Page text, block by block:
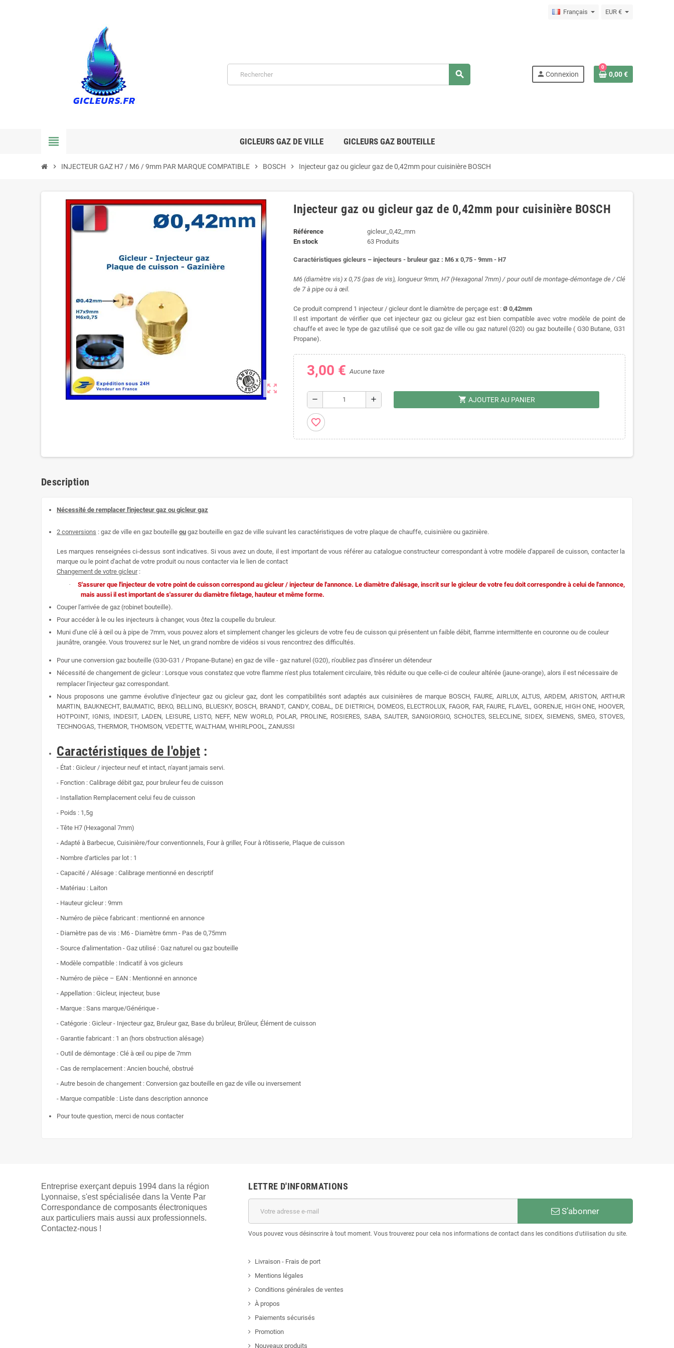
Français EUR €
search person Connexion
0
0,00 €
view_headline GICLEURS GAZ DE VILLE GICLEURS GAZ BOUTEILLE
chevron_right INJECTEUR GAZ H7 / M6 / 9mm PAR MARQUE COMPATIBLE chevron_right BOSCH chevron_right Injecteur gaz ou gicleur gaz de 0,42mm pour cuisinière BOSCH
zoom_out_map
Injecteur gaz ou gicleur gaz de 0,42mm pour cuisinière BOSCH
Référence
gicleur_0,42_mm
En stock
63 Produits
Caractéristiques gicleurs – injecteurs - bruleur gaz : M6 x 0,75 - 9mm - H7
M6 (diamètre vis) x 0,75 (pas de vis), longueur 9mm, H7 (Hexagonal 7mm) / pour outil de montage-démontage de / Clé
de 7 à pipe ou à œil.
Ce produit comprend 1 injecteur / gicleur dont le diamètre de perçage est : Ø 0,42mm
Il est important de vérifier que cet injecteur gaz ou gicleur gaz est bien compatible avec votre modèle de point de
chauffe et avec le type de gaz utilisé que ce soit gaz de ville ou gaz naturel (G20) ou gaz bouteille ( G30 Butane, G31
Propane).
3,00 €Aucune taxe
remove add shopping_cart AJOUTER AU PANIER
favorite_border
Description
Nécessité de remplacer l'injecteur gaz ou gicleur gaz
2 conversions : gaz de ville en gaz bouteille ou gaz bouteille en gaz de ville suivant les caractéristiques de votre plaque de chauffe, cuisinière ou gazinière.
Les marques renseignées ci-dessus sont indicatives. Si vous avez un doute, il est important de vous référer au catalogue constructeur correspondant à votre modèle d'appareil de cuisson, contacter la
marque ou le point d'achat de votre produit ou nous contacter via le lien de contact
Changement de votre gicleur:
·
S'assurer que l'injecteur de votre point de cuisson correspond au gicleur / injecteur de l'annonce. Le diamètre d'alésage, inscrit sur le gicleur de votre feu doit correspondre à celui de l'annonce,
mais aussi il est important de s'assurer du diamètre filetage, hauteur et même forme.
Couper l'arrivée de gaz (robinet bouteille).
Pour accéder à le ou les injecteurs à changer, vous ôtez la coupelle du bruleur.
Muni d'une clé à œil ou à pipe de 7mm, vous pouvez alors et simplement changer les gicleurs de votre feu de cuisson qui présentent un faible débit, flamme intermittente en couronne ou de couleur
jaunâtre, orangée. Vous trouverez sur le Net, un grand nombre de vidéos si vous rencontrez des difficultés.
Pour une conversion gaz bouteille (G30-G31 / Propane-Butane) en gaz de ville - gaz naturel (G20), n'oubliez pas d'insérer un détendeur
Nécessité de changement de gicleur : Lorsque vous constatez que votre flamme n'est plus totalement circulaire, très réduite ou que celle-ci de couleur altérée (jaune-orange), alors il est nécessaire de
remplacer l'injecteur gaz correspondant.
Nous proposons une gamme évolutived'injecteur gaz ou gicleur gaz, dont les compatibilités sont adaptés aux cuisinières de marque BOSCH, FAURE, AIRLUX, ALTUS, ARDEM, ARISTON, ARTHUR
MARTIN, BAUKNECHT, BAUMATIC, BEKO, BELLING, BLUESKY, BOSCH, BRANDT, CANDY, COBAL, DE DIETRICH, DOMEOS, ELECTROLUX, FAGOR, FAR, FAURE, FLAVEL, GORENJE, HIGH ONE, HOOVER,
HOTPOINT, IGNIS, INDESIT, LADEN, LEISURE, LISTO, NEFF, NEW WORLD, POLAR, PROLINE, ROSIERES, SABA, SAUTER, SANGIORGIO, SCHOLTES, SELECLINE, SIDEX, SIEMENS, SMEG, STOVES,
TECHNOGAS, THERMOR, THOMSON, VEDETTE, WALTHAM, WHIRLPOOL, ZANUSSI
Caractéristiques de l'objet :
- État : Gicleur / injecteur neuf et intact, n'ayant jamais servi.
- Fonction : Calibrage débit gaz, pour bruleur feu de cuisson
- Installation Remplacement celui feu de cuisson
- Poids : 1,5g
- Tête H7 (Hexagonal 7mm)
- Adapté à Barbecue, Cuisinière/four conventionnels, Four à griller, Four à rôtisserie, Plaque de cuisson
- Nombre d'articles par lot : 1
- Capacité / Alésage : Calibrage mentionné en descriptif
- Matériau : Laiton
- Hauteur gicleur : 9mm
- Numéro de pièce fabricant : mentionné en annonce
- Diamètre pas de vis : M6 - Diamètre 6mm - Pas de 0,75mm
- Source d'alimentation - Gaz utilisé : Gaz naturel ou gaz bouteille
- Modèle compatible : Indicatif à vos gicleurs
- Numéro de pièce – EAN : Mentionné en annonce
- Appellation : Gicleur, injecteur, buse
- Marque : Sans marque/Générique -
- Catégorie : Gicleur - Injecteur gaz, Bruleur gaz, Base du brûleur, Brûleur, Élément de cuisson
- Garantie fabricant : 1 an (hors obstruction alésage)
- Outil de démontage : Clé à œil ou pipe de 7mm
- Cas de remplacement : Ancien bouché, obstrué
- Autre besoin de changement : Conversion gaz bouteille en gaz de ville ou inversement
- Marque compatible : Liste dans description annonce
Pour toute question, merci de nous contacter
Entreprise exerçant depuis 1994 dans la région
Lyonnaise, s'est spécialisée dans la Vente Par
Correspondance de composants électroniques
aux particuliers mais aussi aux professionnels.
Contactez-nous !
LETTRE D'INFORMATIONS
S’abonner
Vous pouvez vous désinscrire à tout moment. Vous trouverez pour cela nos informations de contact dans les conditions d'utilisation du site.
Livraison - Frais de port
Mentions légales
Conditions générales de ventes
À propos
Paiements sécurisés
Promotion
Nouveaux produits